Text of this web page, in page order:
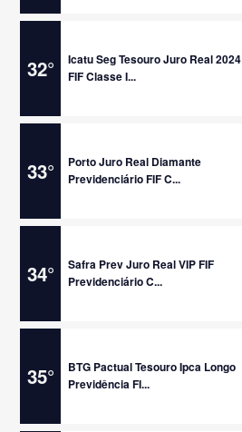
32°
Icatu Seg Tesouro Juro Real 2024
FIF Classe I...
33°
Porto Juro Real Diamante
Previdenciário FIF C...
34°
Safra Prev Juro Real VIP FIF
Previdenciário C...
35°
BTG Pactual Tesouro Ipca Longo
Previdência FI...